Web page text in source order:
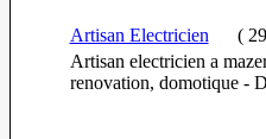
Artisan Electricien(
Artisan electricien a
renovation, domotique -